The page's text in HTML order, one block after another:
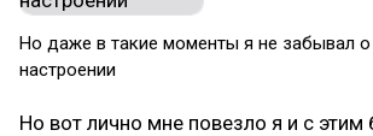
Но даже в такие моменты я не забывал
настроении
Но вот лично мне повезло я и с